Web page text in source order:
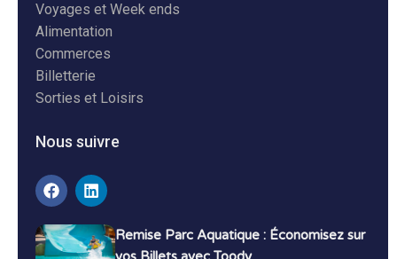
Voyages et Week ends
Alimentation
Commerces
Billetterie
Sorties et Loisirs
Nous suivre
Remise Parc Aquatique : Économisez sur